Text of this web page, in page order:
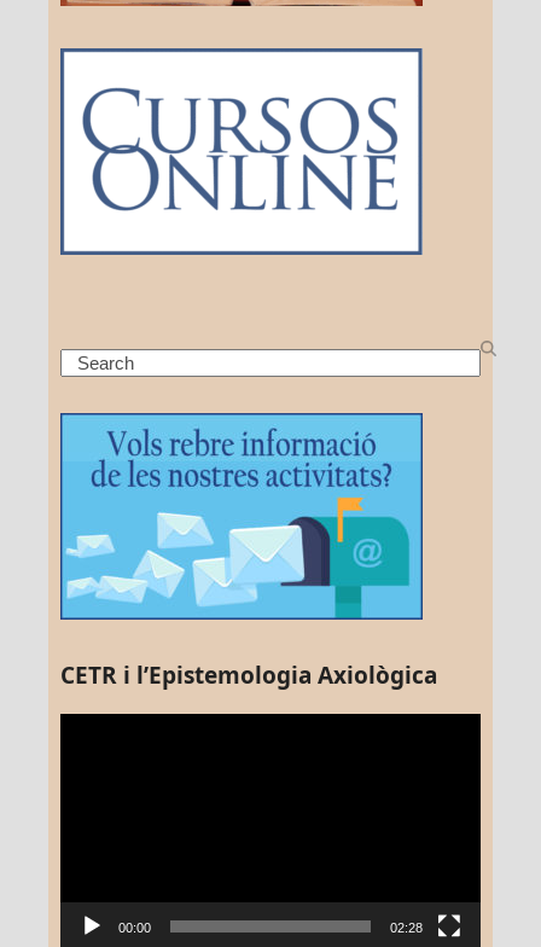
Search
CETR i l’Epistemologia Axiològica
00:00 02:28